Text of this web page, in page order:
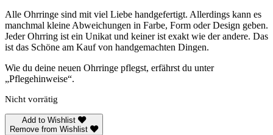
Alle Ohrringe sind mit viel Liebe handgefertigt. Allerdings kann es
manchmal kleine Abweichungen in Farbe, Form oder Design geben.
Jeder Ohrring ist ein Unikat und keiner ist exakt wie der andere. Das
ist das Schöne am Kauf von handgemachten Dingen.
Wie du deine neuen Ohrringe pflegst, erfährst du unter
„Pflegehinweise“.
Nicht vorrätig
Add to Wishlist
Remove from Wishlist